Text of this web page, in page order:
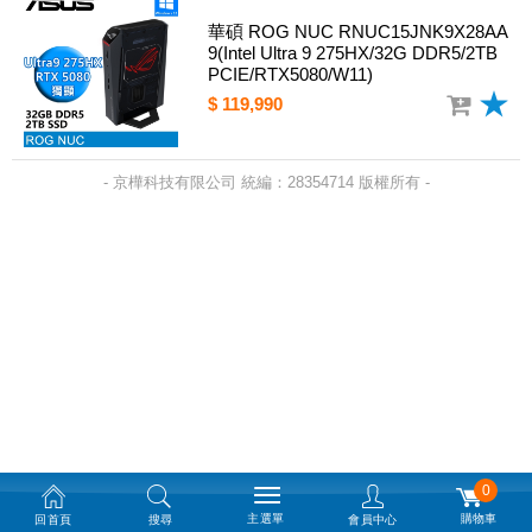
華碩 ROG NUC RNUC15JNK9X28AA
9(Intel Ultra 9 275HX/32G DDR5/2TB
PCIE/RTX5080/W11)
$ 119,990
- 京樺科技有限公司 統編：28354714 版權所有 -
回首頁 搜尋 主選單 會員中心
0
購物車